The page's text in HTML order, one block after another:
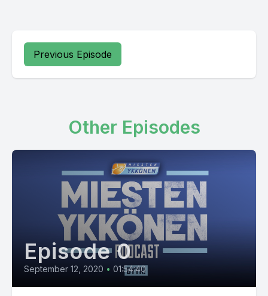
Previous Episode
Other Episodes
Episode 0
September 12, 2020 • 01:54:40